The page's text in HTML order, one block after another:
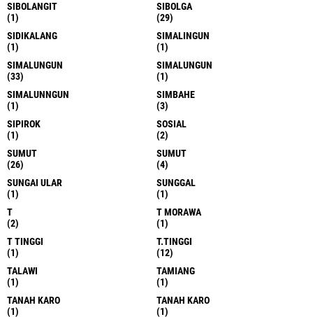
SIBOLANGIT
(1)
SIBOLGA
(29)
SIDIKALANG
(1)
SIMALINGUN
(1)
SIMALUNGUN
(33)
SIMALUNGUN
(1)
SIMALUNNGUN
(1)
SIMBAHE
(3)
SIPIROK
(1)
SOSIAL
(2)
SUMUT
(26)
SUMUT
(4)
SUNGAI ULAR
(1)
SUNGGAL
(1)
T
(2)
T MORAWA
(1)
T TINGGI
(1)
T.TINGGI
(12)
TALAWI
(1)
TAMIANG
(1)
TANAH KARO
(1)
TANAH KARO
(1)